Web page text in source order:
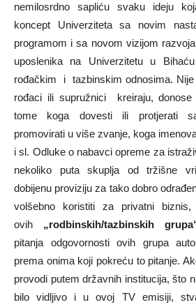
nemilosrdno sapliću svaku ideju
koncept Univerziteta sa novim
programom i sa novom vizijom
uposlenika na Univerzitetu u
rođačkim i tazbinskim odnosima. Nije
rođaci ili supružnici kreiraju,
tome koga dovesti ili protjerati
promovirati u više zvanje, koga
i sl. Odluke o nabavci opreme za
nekoliko puta skuplja od tržišne
dobijenu proviziju za tako dobro
volšebno koristiti za privatni
ovih „rodbinskih/tazbinskih
pitanja odgovornosti ovih grupa
prema onima koji pokreću to pitanje.
provodi putem državnih institucija, što
bilo vidljivo i u ovoj TV emisiji,